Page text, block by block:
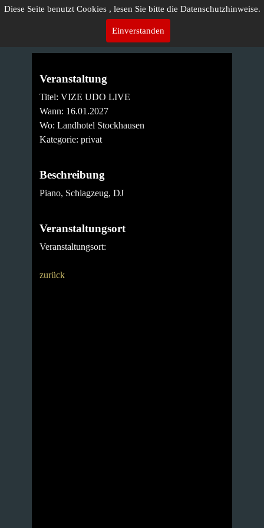
Diese Seite benutzt Cookies , lesen Sie bitte die Datenschutzhinweise.
Einverstanden
Veranstaltung
Titel: VIZE UDO LIVE
Wann: 16.01.2027
Wo:Landhotel Stockhausen
Kategorie: privat
Beschreibung
Piano, Schlagzeug, DJ
Veranstaltungsort
Veranstaltungsort:
zurück